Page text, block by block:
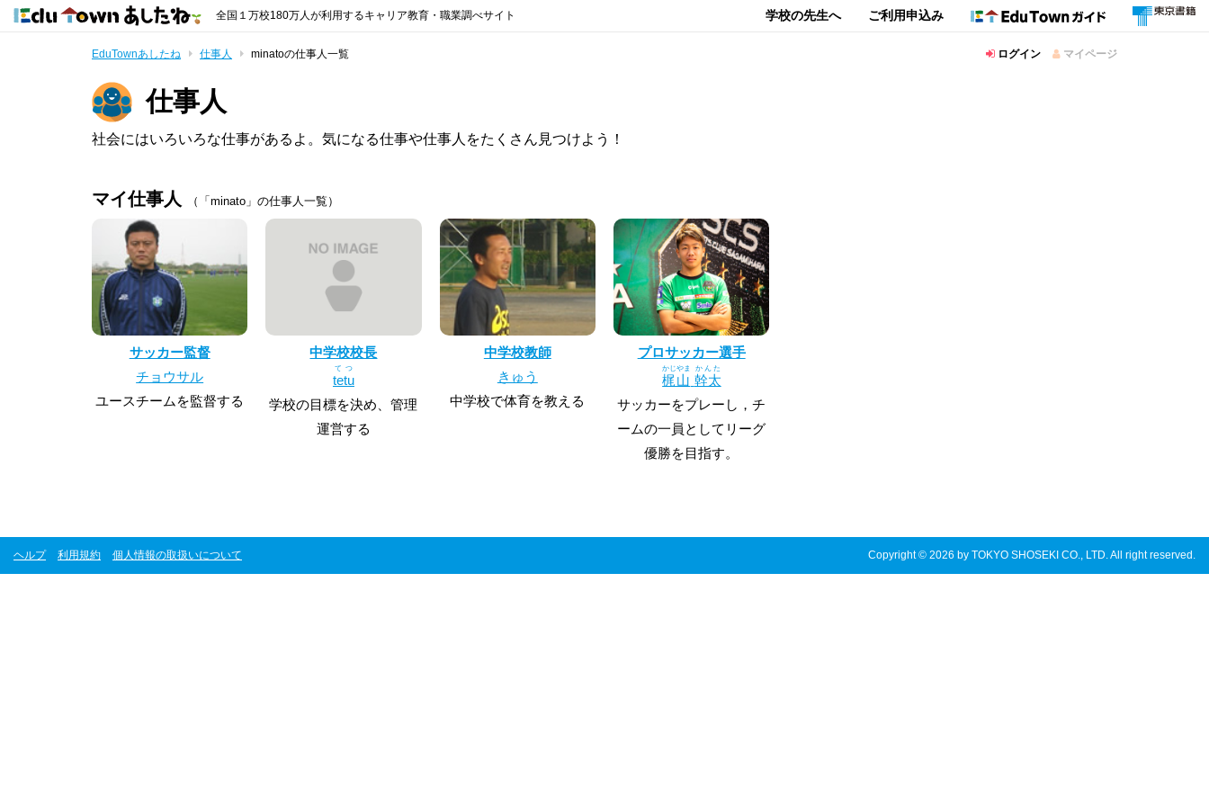
全国１万校180万人が利用するキャリア教育・職業調べサイト 学校の先生へ ご利用申込み
EduTownあしたね 仕事人 minatoの仕事人一覧 ログイン マイページ
仕事人
社会にはいろいろな仕事があるよ。気になる仕事や仕事人をたくさん見つけよう！
マイ仕事人 （「minato」の仕事人一覧）
サッカー監督
チョウサル
ユースチームを監督する
中学校校長
tetu
てつ
学校の目標を決め、管理
運営する
中学校教師
きゅう
中学校で体育を教える
プロサッカー選手
梶山
かじやま
幹太
かんた
サッカーをプレーし，チ
ームの一員としてリーグ
優勝を目指す。
ヘルプ 利用規約 個人情報の取扱いについて Copyright © 2026 by TOKYO SHOSEKI CO., LTD. All right reserved.